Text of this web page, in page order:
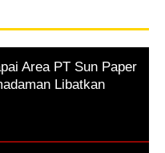
Area PT Sun Paper
Libatkan